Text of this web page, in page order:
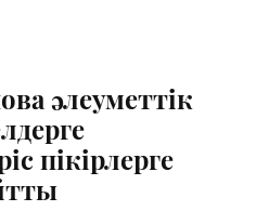
әлеуметтік
пікірлерге